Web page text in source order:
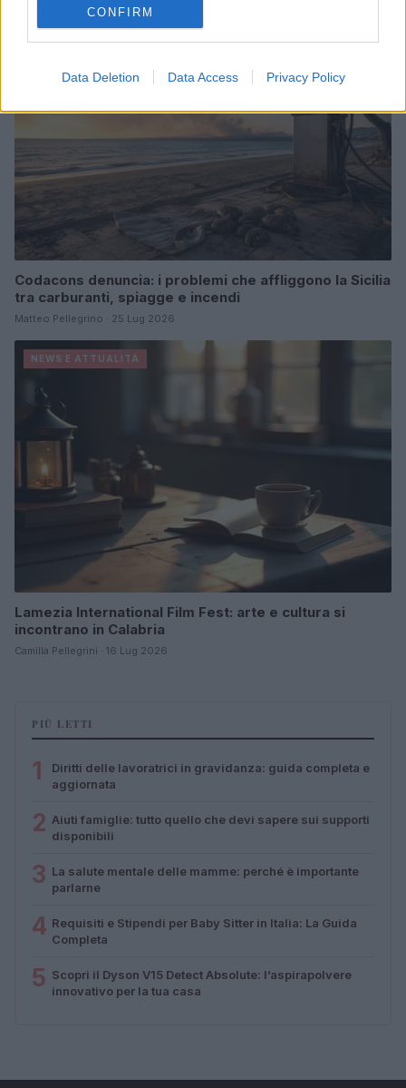
CONFIRM
Data Deletion Data Access Privacy Policy
NEWS E ATTUALITÀ
Codacons denuncia: i problemi che affliggono la Sicilia
tra carburanti, spiagge e incendi
Matteo Pellegrino · 25 Lug 2026
NEWS E ATTUALITÀ
Lamezia International Film Fest: arte e cultura si
incontrano in Calabria
Camilla Pellegrini · 16 Lug 2026
PIÙ LETTI
1
Diritti delle lavoratrici in gravidanza: guida completa e
aggiornata
2 Aiuti famiglie: tutto quello che devi sapere sui supporti
disponibili
3 La salute mentale delle mamme: perché è importante
parlarne
4 Requisiti e Stipendi per Baby Sitter in Italia: La Guida
Completa
5 Scopri il Dyson V15 Detect Absolute: l’aspirapolvere
innovativo per la tua casa